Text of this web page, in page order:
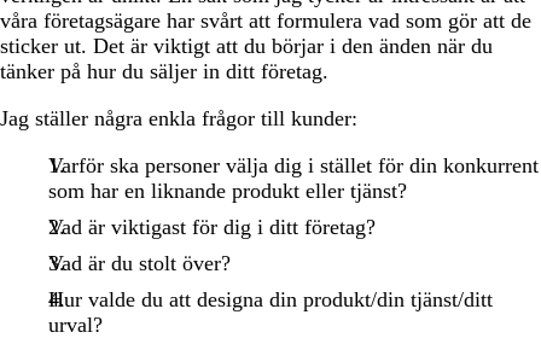
våra företagsägare har svårt att formulera vad som gör att de
sticker ut. Det är viktigt att du börjar i den änden när du
tänker på hur du säljer in ditt företag.
Jag ställer några enkla frågor till kunder:
Varför ska personer välja dig i stället för din konkurrent
som har en liknande produkt eller tjänst?
Vad är viktigast för dig i ditt företag?
Vad är du stolt över?
Hur valde du att designa din produkt/din tjänst/ditt
urval?